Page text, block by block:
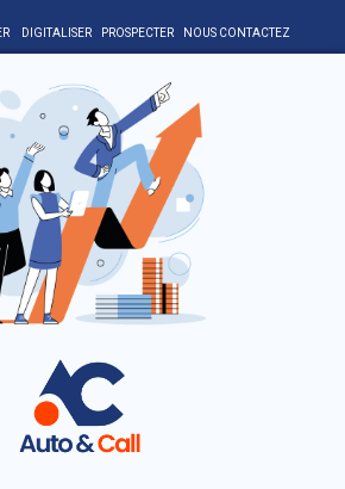
DIGITALISER PROSPECTER NOUS CONTACTEZ